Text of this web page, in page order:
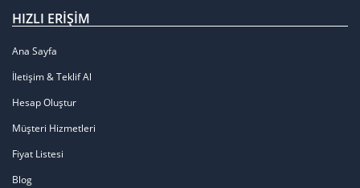
HIZLI ERIŞIM
Ana Sayfa
İletişim & Teklif Al
Hesap Oluştur
Müşteri Hizmetleri
Fiyat Listesi
Blog